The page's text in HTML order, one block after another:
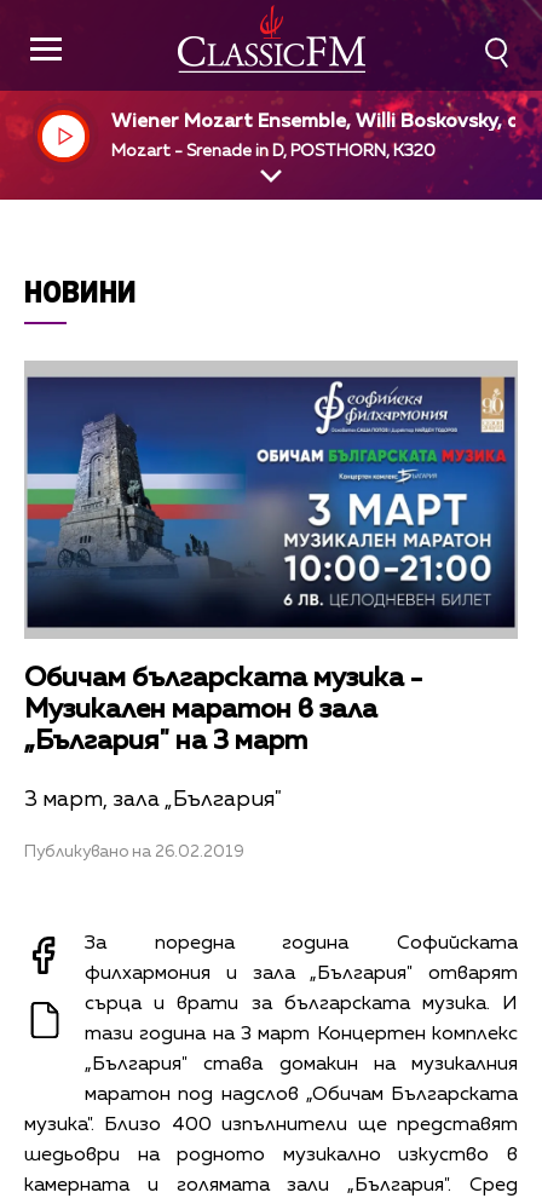
Wiener Mozart Ensemble, Willi Boskovsky, dir
Mozart - Srenade in D, POSTHORN, K320
НОВИНИ
Обичам българската музика -
Музикален маратон в зала
„България" на 3 март
3 март, зала „България"
Публикувано на 26.02.2019
За поредна година Софийската
филхармония и зала „България" отварят
сърца и врати за българската музика. И
тази година на 3 март Концертен комплекс
„България" става домакин на музикалния
маратон под надслов „Обичам Българската
музика". Близо 400 изпълнители ще представят
шедьоври на родното музикално изкуство в
камерната и голямата зали „България". Сред